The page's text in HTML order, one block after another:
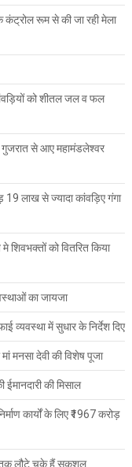
कंट्रोल रूम से की जा रही मेला
को शीतल जल व फल
गुजरात से आए महामंडलेश्वर
19 लाख से ज्यादा कांवड़िए गंगा
शिवभक्तों को वितरित किया
का जायजा
व्यवस्था में सुधार के निर्देश दिए
मनसा देवी की विशेष पूजा
की मिसाल
कार्यों के लिए ₹1967 करोड़
तक लौटे चुके हैं सकुशल